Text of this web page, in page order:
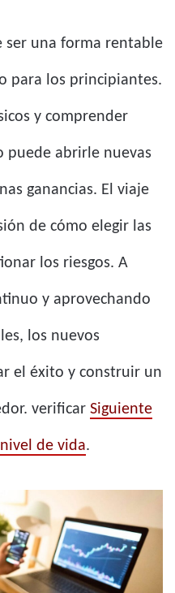
ser una forma rentable
para los principiantes.
y comprender
puede abrirle nuevas
ganancias. El viaje
de cómo elegir las
los riesgos. A
y aprovechando
los nuevos
el éxito y construir un
verificar Siguiente
de vida.